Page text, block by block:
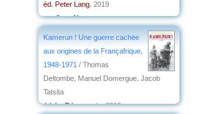
éd. Peter Lang, 2019
parJean Nemo
Kamerun ! Une guerre cachée
aux origines de la Françafrique,
1948-1971 / Thomas
Deltombe, Manuel Domergue, Jacob
Tatsita
éd. La Découverte, 2019